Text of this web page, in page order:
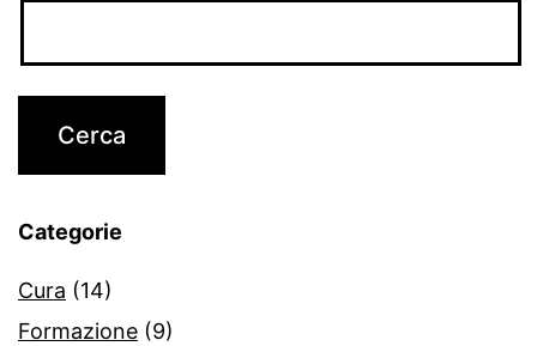
Categorie
Cura (14)
Formazione (9)